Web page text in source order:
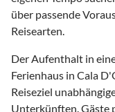
über passende
Reisearten.
Der Aufenthalt in
Ferienhaus in Cala
Reiseziel
Unterkünften. Gäste